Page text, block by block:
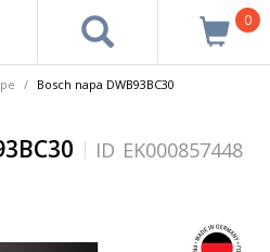
0
Bosch napa DWB93BC30
ID EK000857448